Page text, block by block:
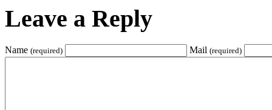
Leave a Reply
Name (required) Mail (required)